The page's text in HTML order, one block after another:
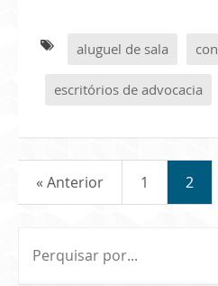
aluguel de sala
escritórios de advocacia
« Anterior 1 2